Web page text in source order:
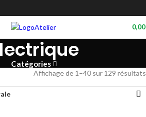
Atelier
Catégories
Affichage de 1–40 sur 129 résultats